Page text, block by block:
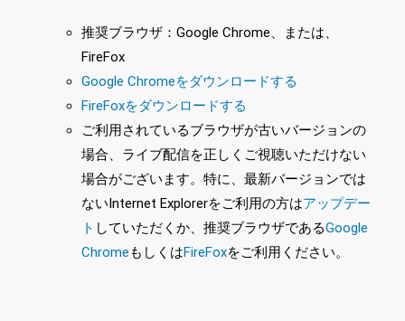
推奨ブラウザ：Google Chrome、または、
FireFox
Google Chromeをダウンロードする
FireFoxをダウンロードする
ご利用されているブラウザが古いバージョンの
場合、ライブ配信を正しくご視聴いただけない
場合がございます。特に、最新バージョンでは
ないInternet Explorerをご利用の方はアップデー
ト していただくか、推奨ブラウザであるGoogle
ChromeもしくはFireFoxをご利用ください。